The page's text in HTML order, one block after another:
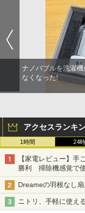
ナノバブルを洗濯
なくなった!
アクセスランキ
1時間 24
【家電レビュー】手
勝利 掃除機感覚で
Dreameの羽根なし
ニトリ、手軽に使え